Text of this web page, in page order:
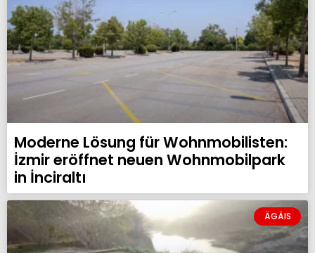
Moderne Lösung für Wohnmobilisten:
İzmir eröffnet neuen Wohnmobilpark
in İnciraltı
ÄGÄIS